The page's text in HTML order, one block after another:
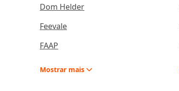
Dom Helder
Feevale
FAAP
Mostrar mais